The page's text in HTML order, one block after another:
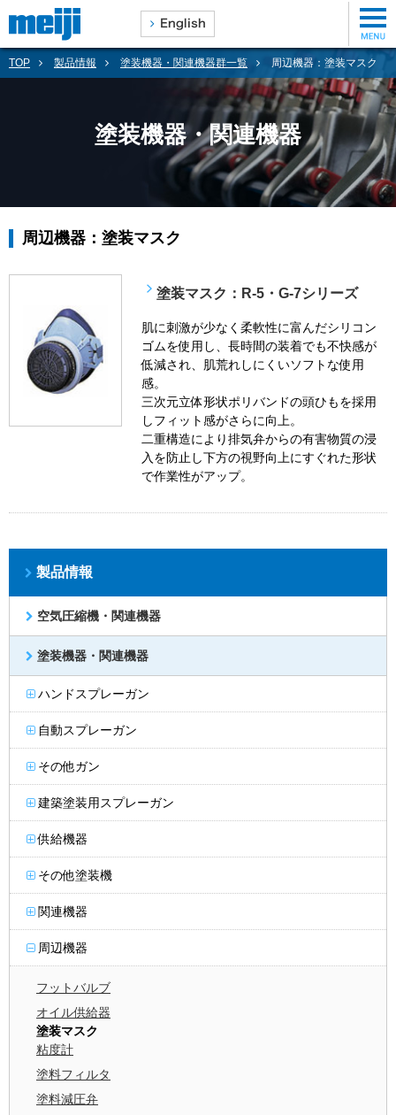
TOP 製品情報 塗装機器・関連機器群一覧 周辺機器：塗装マスク
塗装機器・関連機器
周辺機器：塗装マスク
塗装マスク：R-5・G-7シリーズ
肌に刺激が少なく柔軟性に富んだシリコン
ゴムを使用し、長時間の装着でも不快感が
低減され、肌荒れしにくいソフトな使用
感。
三次元立体形状ポリバンドの頭ひもを採用
しフィット感がさらに向上。
二重構造により排気弁からの有害物質の浸
入を防止し下方の視野向上にすぐれた形状
で作業性がアップ。
製品情報
空気圧縮機・関連機器
塗装機器・関連機器
ハンドスプレーガン
自動スプレーガン
その他ガン
建築塗装用スプレーガン
供給機器
その他塗装機
関連機器
周辺機器
フットバルブ
オイル供給器
塗装マスク
粘度計
塗料フィルタ
塗料減圧弁